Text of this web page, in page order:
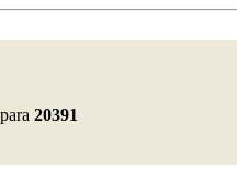
20391